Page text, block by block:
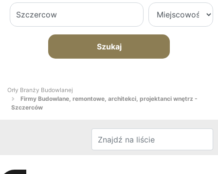
Szukaj
Orły Branży Budowlanej
Firmy Budowlane, remontowe, architekci, projektanci wnętrz -
Szczerców